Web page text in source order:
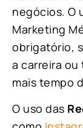
negócios. O
Marketing
obrigatório,
a carreira ou
mais tempo
O uso das